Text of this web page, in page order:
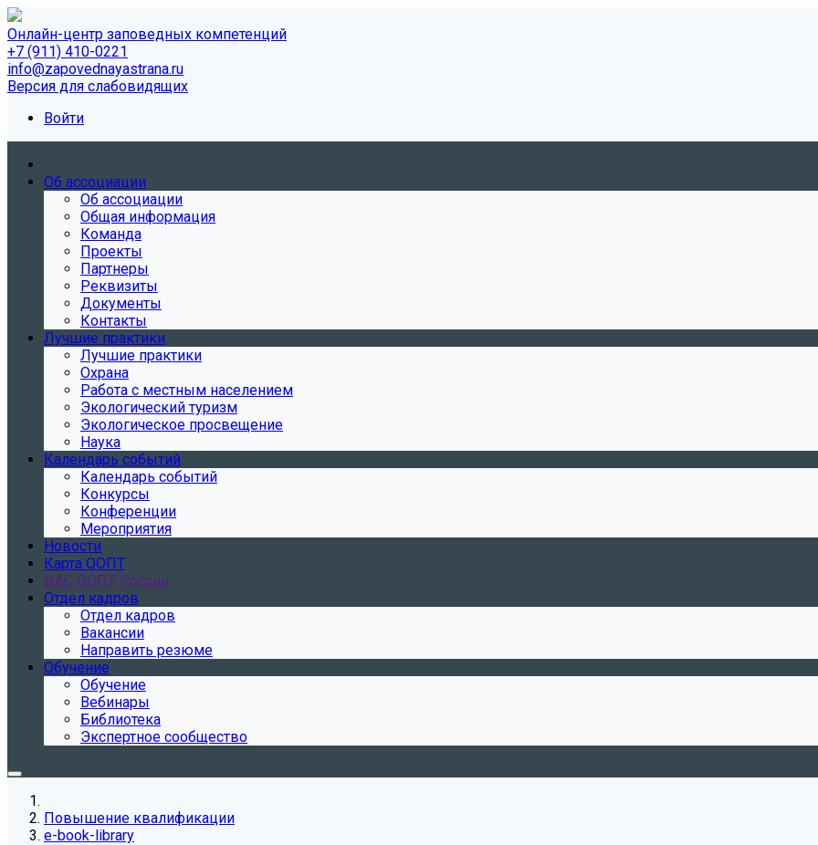
Онлайн-центр заповедных компетенций
+7 (911) 410-0221
info@zapovednayastrana.ru
Версия для слабовидящих
Войти
Об ассоциации
Об ассоциации
Общая информация
Команда
Проекты
Партнеры
Реквизиты
Документы
Контакты
Лучшие практики
Лучшие практики
Охрана
Работа с местным населением
Экологический туризм
Экологическое просвещение
Наука
Календарь событий
Календарь событий
Конкурсы
Конференции
Мероприятия
Новости
Карта ООПТ
ИАС ООПТ России
Отдел кадров
Отдел кадров
Вакансии
Направить резюме
Обучение
Обучение
Вебинары
Библиотека
Экспертное сообщество
Повышение квалификации
e-book-library